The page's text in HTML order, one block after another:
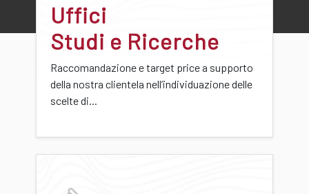
Uffici
Studi e Ricerche
Raccomandazione e target price a supporto
della nostra clientela nell’individuazione delle
scelte di...